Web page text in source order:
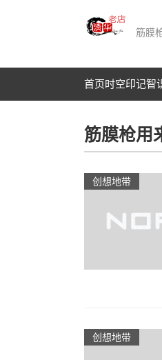
筋膜
首页时空印记​智
筋膜枪用
创想地带
创想地带